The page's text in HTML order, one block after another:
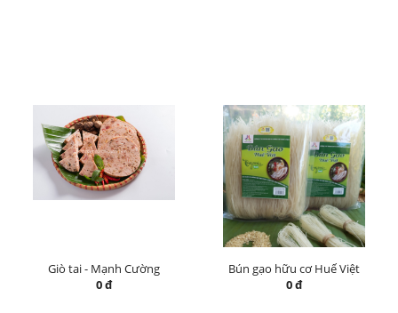
Giò tai - Mạnh Cường
0 đ
Bún gạo hữu cơ Huế Việt
0 đ